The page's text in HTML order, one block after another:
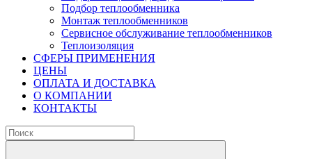
Подбор теплообменника
Монтаж теплообменников
Сервисное обслуживание теплообменников
Теплоизоляция
СФЕРЫ ПРИМЕНЕНИЯ
ЦЕНЫ
ОПЛАТА И ДОСТАВКА
О КОМПАНИИ
КОНТАКТЫ